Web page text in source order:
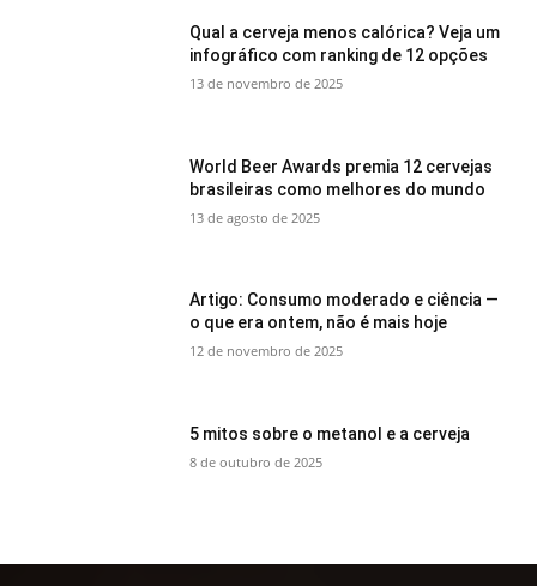
Qual a cerveja menos calórica? Veja um
infográfico com ranking de 12 opções
13 de novembro de 2025
World Beer Awards premia 12 cervejas
brasileiras como melhores do mundo
13 de agosto de 2025
Artigo: Consumo moderado e ciência —
o que era ontem, não é mais hoje
12 de novembro de 2025
5 mitos sobre o metanol e a cerveja
8 de outubro de 2025